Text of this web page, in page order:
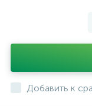
Добавить к